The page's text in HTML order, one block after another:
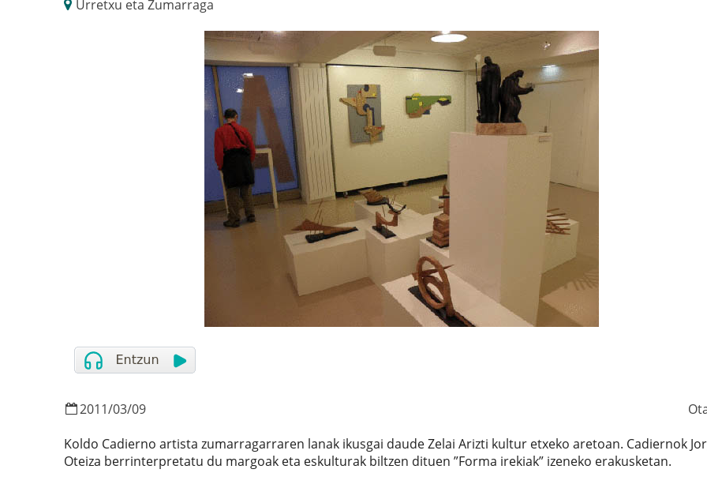
Urretxu eta Zumarraga
2011/03/09
Koldo Cadierno artista zumarragarraren lanak ikusgai daude Zelai Arizti kultur etxeko aretoan. Cadiernok
Oteiza berrinterpretatu du margoak eta eskulturak biltzen dituen ”Forma irekiak” izeneko erakusketan.